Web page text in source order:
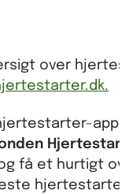
over
få et hurtigt